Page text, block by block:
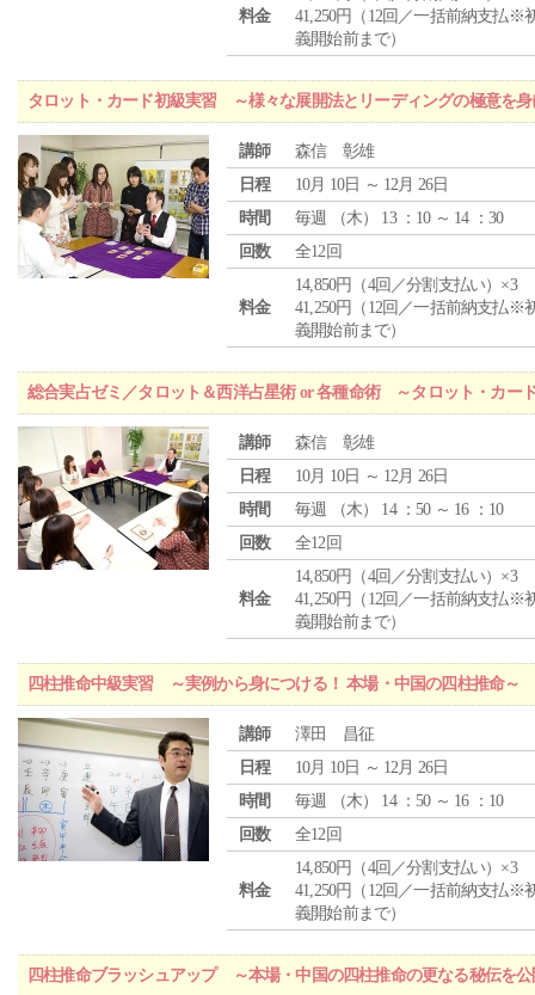
料金
41,250円（12回／一括前納支払※
義開始前まで）
タロット・カード初級実習 ～様々な展開法とリーディングの極意を身
講師
森信 彰雄
日程
10月 10日 ～ 12月 26日
時間
毎週 （木） 13 ：10 ～ 14 ：30
回数
全12回
料金
14,850円（4回／分割支払い）×3
41,250円（12回／一括前納支払※
義開始前まで）
総合実占ゼミ／タロット＆西洋占星術 or 各種命術 ～タロット・カー
講師
森信 彰雄
日程
10月 10日 ～ 12月 26日
時間
毎週 （木） 14 ：50 ～ 16 ：10
回数
全12回
料金
14,850円（4回／分割支払い）×3
41,250円（12回／一括前納支払※
義開始前まで）
四柱推命中級実習 ～実例から身につける！ 本場・中国の四柱推命～
講師
澤田 昌征
日程
10月 10日 ～ 12月 26日
時間
毎週 （木） 14 ：50 ～ 16 ：10
回数
全12回
料金
14,850円（4回／分割支払い）×3
41,250円（12回／一括前納支払※
義開始前まで）
四柱推命ブラッシュアップ ～本場・中国の四柱推命の更なる秘伝を